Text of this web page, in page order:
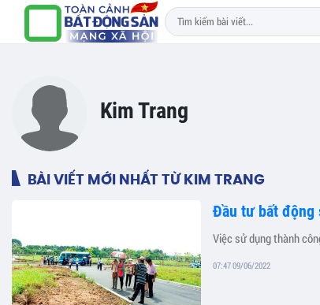
Kim Trang
BÀI VIẾT MỚI NHẤT TỪ KIM TRANG
Đầu tư bất động
Việc sử dụng thành
07:47 09/06/2022